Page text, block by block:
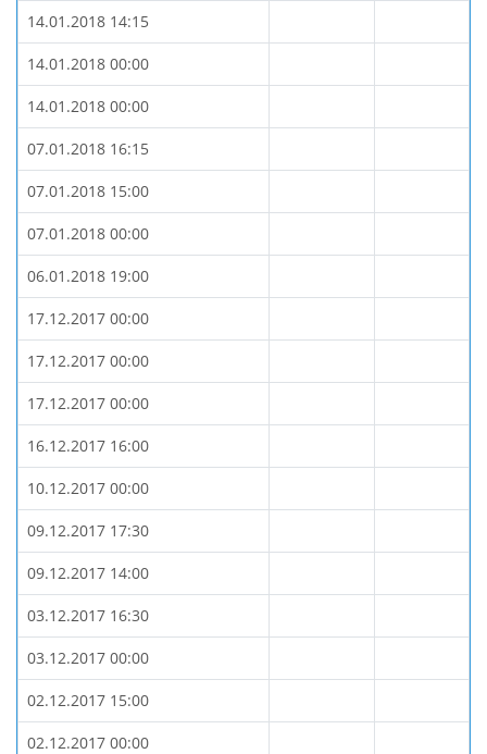
14.01.2018 14:15
14.01.2018 00:00
14.01.2018 00:00
07.01.2018 16:15
07.01.2018 15:00
07.01.2018 00:00
06.01.2018 19:00
17.12.2017 00:00
17.12.2017 00:00
17.12.2017 00:00
16.12.2017 16:00
10.12.2017 00:00
09.12.2017 17:30
09.12.2017 14:00
03.12.2017 16:30
03.12.2017 00:00
02.12.2017 15:00
02.12.2017 00:00